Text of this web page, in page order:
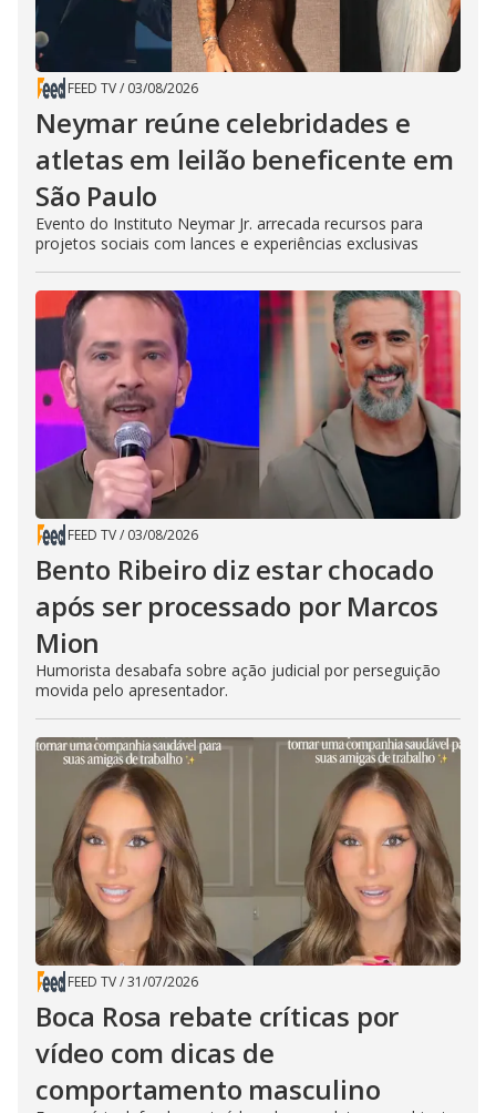
FEED TV/ 03/08/2026
Neymar reúne celebridades e
atletas em leilão beneficente em
São Paulo
Evento do Instituto Neymar Jr. arrecada recursos para
projetos sociais com lances e experiências exclusivas
FEED TV/ 03/08/2026
Bento Ribeiro diz estar chocado
após ser processado por Marcos
Mion
Humorista desabafa sobre ação judicial por perseguição
movida pelo apresentador.
FEED TV/31/07/2026
Boca Rosa rebate críticas por
vídeo com dicas de
comportamento masculino